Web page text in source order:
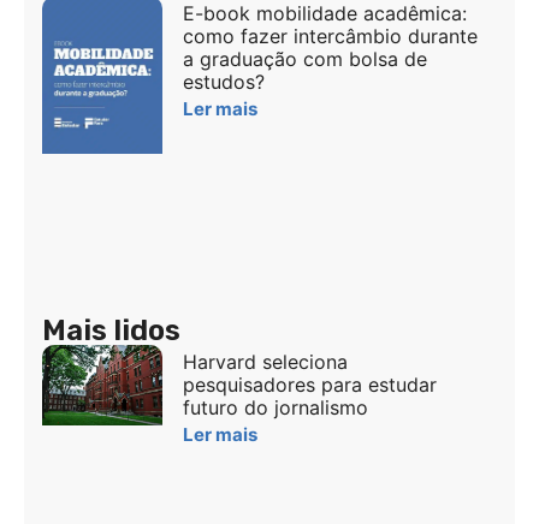
E-book mobilidade acadêmica:
como fazer intercâmbio durante
a graduação com bolsa de
estudos?
Ler mais
Mais lidos
Harvard seleciona
pesquisadores para estudar
futuro do jornalismo
Ler mais